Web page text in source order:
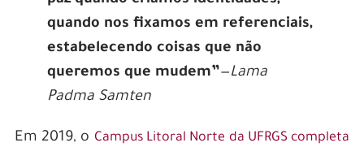
quando nos fixamos em referenciais,
estabelecendo coisas que não
queremos que mudem”—Lama
Padma Samten
Em 2019, o Campus Litoral Norte da UFRGS completa